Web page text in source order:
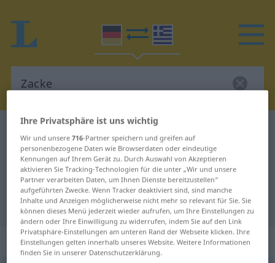
Deutsch-Griechisch Wörterbuch
Deutsch-Griechisch Übersetzung
für "Zacke"
"Zacke" Griechisch Übersetzung
„Zacke“: Femininum, weiblich
Ihre Privatsphäre ist uns wichtig
Wir und unsere716-Partner speichern und greifen auf
personenbezogene Daten wie Browserdaten oder eindeutige
Kennungen auf Ihrem Gerät zu. Durch Auswahl von Akzeptieren
aktivieren Sie Tracking-Technologien für die unter „Wir und unsere
Partner verarbeiten Daten, um Ihnen Dienste bereitzustellen“
aufgeführten Zwecke. Wenn Tracker deaktiviert sind, sind manche
Inhalte und Anzeigen möglicherweise nicht mehr so relevant für Sie. Sie
können dieses Menü jederzeit wieder aufrufen, um Ihre Einstellungen zu
ändern oder Ihre Einwilligung zu widerrufen, indem Sie auf den Link
Privatsphäre-Einstellungen am unteren Rand der Webseite klicken. Ihre
Einstellungen gelten innerhalb unseres Website. Weitere Informationen
finden Sie in unserer Datenschutzerklärung.